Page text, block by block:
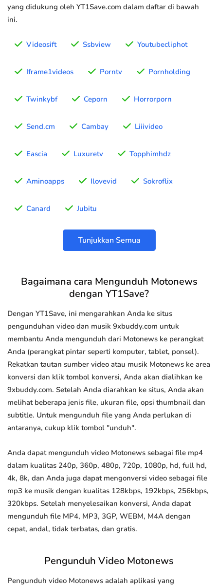
yang didukung oleh YT1Save.com dalam daftar di bawah
ini.
Videosift Ssbview Youtubecliphot
Iframe1videos Porntv Pornholding
Twinkybf Ceporn Horrorporn
Send.cm Cambay Liiivideo
Eascia Luxuretv Topphimhdz
Aminoapps Ilovevid Sokroflix
Canard Jubitu
Tunjukkan Semua
Bagaimana cara Mengunduh Motonews
dengan YT1Save?
Dengan YT1Save, ini mengarahkan Anda ke situs
pengunduhan video dan musik 9xbuddy.com untuk
membantu Anda mengunduh dari Motonews ke perangkat
Anda (perangkat pintar seperti komputer, tablet, ponsel).
Rekatkan tautan sumber video atau musik Motonews ke area
konversi dan klik tombol konversi, Anda akan dialihkan ke
9xbuddy.com. Setelah Anda diarahkan ke situs, Anda akan
melihat beberapa jenis file, ukuran file, opsi thumbnail dan
subtitle. Untuk mengunduh file yang Anda perlukan di
antaranya, cukup klik tombol "unduh".
Anda dapat mengunduh video Motonews sebagai file mp4
dalam kualitas 240p, 360p, 480p, 720p, 1080p, hd, full hd,
4k, 8k, dan Anda juga dapat mengonversi video sebagai file
mp3 ke musik dengan kualitas 128kbps, 192kbps, 256kbps,
320kbps. Setelah menyelesaikan konversi, Anda dapat
mengunduh file MP4, MP3, 3GP, WEBM, M4A dengan
cepat, andal, tidak terbatas, dan gratis.
Pengunduh Video Motonews
Pengunduh video Motonews adalah aplikasi yang